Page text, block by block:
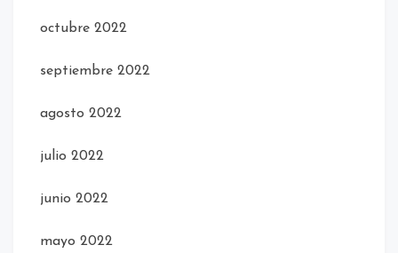
octubre 2022
septiembre 2022
agosto 2022
julio 2022
junio 2022
mayo 2022